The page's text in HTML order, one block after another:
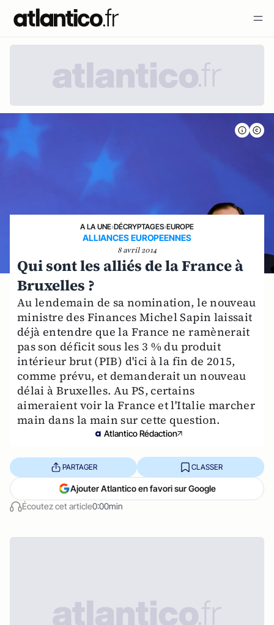
A LA UNE›DÉCRYPTAGES›EUROPE
ALLIANCES EUROPEENNES
8 avril 2014
Qui sont les alliés de la France à
Bruxelles ?
Au lendemain de sa nomination, le nouveau
ministre des Finances Michel Sapin laissait
déjà entendre que la France ne ramènerait
pas son déficit sous les 3 % du produit
intérieur brut (PIB) d'ici à la fin de 2015,
comme prévu, et demanderait un nouveau
délai à Bruxelles. Au PS, certains
aimeraient voir la France et l'Italie marcher
main dans la main sur cette question.
Atlantico Rédaction
Écoutez cet article0:00min
PARTAGER CLASSER
Ajouter Atlantico en favori sur Google